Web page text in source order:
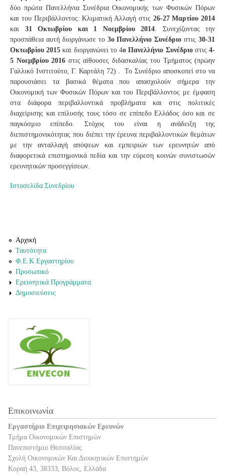
δύο πρώτα Πανελλήνια Συνέδρια Οικονομικής των Φυσικών Πόρων
και του Περιβάλλοντος: Κλιματική Αλλαγή στις 26-27 Μαρτίου 2014
και 31 Οκτωβρίου και 1 Νοεμβρίου 2014. Συνεχίζοντας την
προσπάθεια αυτή διοργάνωσε το 3ο Πανελλήνιο Συνέδριο στις 30-31
Οκτωβρίου 2015 και διοργανώνει το 4ο Πανελλήνιο Συνέδριοστις4-
5 Νοεμβρίου 2016 στις αίθουσες διδασκαλίας του Τμήματος (πρώην
Γαλλικό Ινστιτούτο, Γ. Καρτάλη 72) . Το Συνέδριο αποσκοπεί στο να
παρουσιάσει τα βασικά θέματα που απασχολούν σήμερα την
Οικονομική των Φυσικών Πόρων και του Περιβάλλοντος με έμφαση
στα διάφορα περιβαλλοντικά προβλήματα και στις πολιτικές
διαχείρισης και επίλυσής τους τόσο σε επίπεδο Ελλάδος όσο και σε
παγκόσμιο επίπεδο. Στόχος του είναι η ανάδειξη της
διεπιστημονικότητας που διέπει την έρευνα περιβαλλοντικών θεμάτων
με την ανταλλαγή απόψεων και εμπειριών των ερευνητών από
διαφορετικά επιστημονικά πεδία και την εύρεση κοινών συνιστωσών
ερευνητικών προσεγγίσεων.
Ιστοσελίδα Συνεδρίου
Αρχική
Ταυτότητα
Φ.Ε.Κ Εργαστηρίου
Προσωπικό
Ερευνητικά Προγράμματα
Δημοσιεύσεις
Επικοινωνία
Εργαστήριο Επιχειρησιακών Ερευνών
Τμήμα Οικονομικών Επιστημών
Πανεπιστήμιο Θεσσαλίας
Σχολή Οικονομικών Και Διοικητικών Επιστημών
Κοραή 43, 38333, Βόλος, Ελλάδα